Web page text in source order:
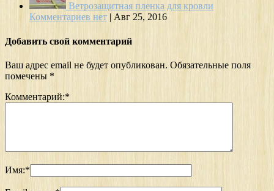
Ветрозащитная пленка для кровли
Комментариев нет | Авг 25, 2016
Добавить свой комментарий
Ваш адрес email не будет опубликован. Обязательные поля
помечены *
Комментарий:*
Имя:*